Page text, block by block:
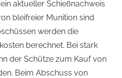
aktueller Schießnachweis
bleifreier Munition sind
werden die
berechnet. Bei stark
der Schütze zum Kauf von
Beim Abschuss von